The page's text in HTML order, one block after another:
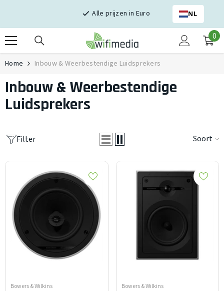
Alle prijzen in Euro NL
0
0
Home Inbouw & Weerbestendige Luidsprekers
Inbouw & Weerbestendige
Luidsprekers
Filter Soort
Leverancier:
Bowers & Wilkins Leverancier:
Bowers & Wilkins